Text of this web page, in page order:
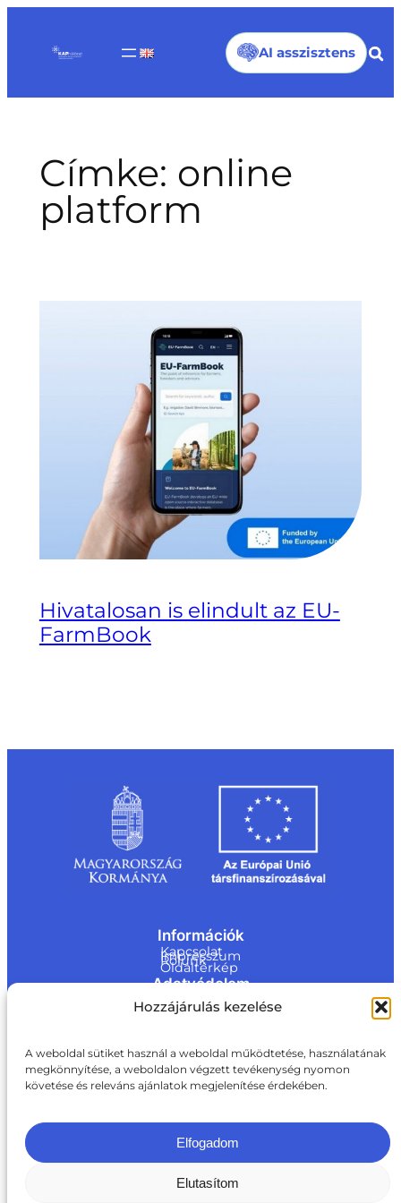
Hozzájárulás kezelése
A weboldal sütiket használ a weboldal működtetése, használatának
megkönnyítése, a weboldalon végzett tevékenység nyomon
követése és releváns ajánlatok megjelenítése érdekében.
Elfogadom
Elutasítom
tartalomhoz
AI asszisztens
Címke: online
platform
Hivatalosan is elindult az EU-
FarmBook
Információk
Kapcsolat
Impresszum
Rólunk
Oldaltérkép
Adatvédelem
Jogi nyilatkozat
Adatvédelmi nyilatkozat
Akadálymentesítési nyilatkozat
ite@a
ki.gov.